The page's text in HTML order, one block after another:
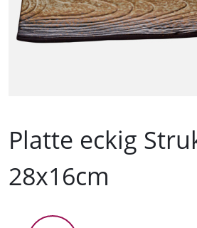
Platte eckig
28x16cm